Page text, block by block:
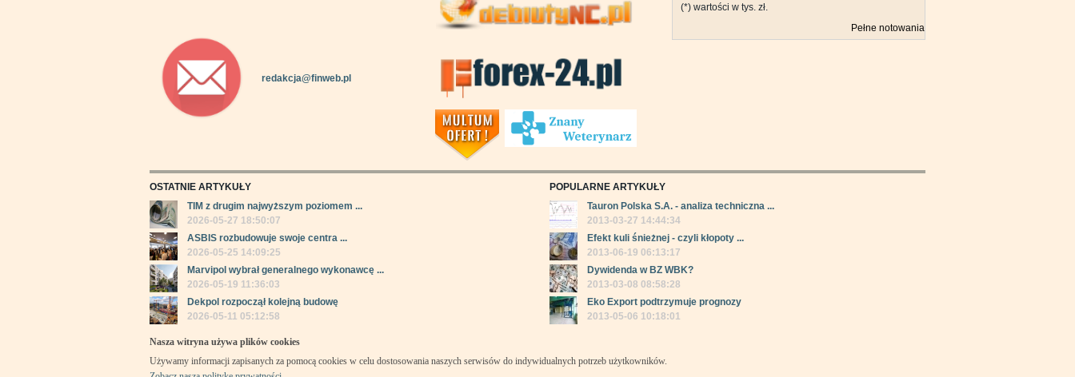
redakcja@finweb.pl
(*) wartości w tys. zł.
Pełne notowania
OSTATNIE ARTYKUŁY
TIM z drugim najwyższym poziomem ...
2026-05-27 18:50:07
ASBIS rozbudowuje swoje centra ...
2026-05-25 14:09:25
Marvipol wybrał generalnego wykonawcę ...
2026-05-19 11:36:03
Dekpol rozpoczął kolejną budowę
2026-05-11 05:12:58
POPULARNE ARTYKUŁY
Tauron Polska S.A. - analiza techniczna ...
2013-03-27 14:44:34
Efekt kuli śnieżnej - czyli kłopoty ...
2013-06-19 06:13:17
Dywidenda w BZ WBK?
2013-03-08 08:58:28
Eko Export podtrzymuje prognozy
2013-05-06 10:18:01
Nasza witryna używa plików cookies
Używamy informacji zapisanych za pomocą cookies w celu dostosowania naszych serwisów do indywidualnych potrzeb użytkowników.